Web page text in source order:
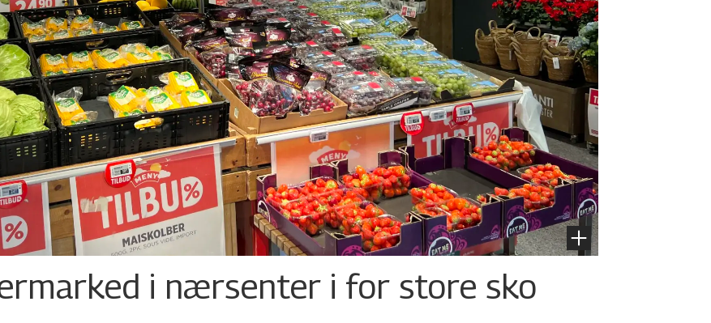
i nærsenter i for store sko